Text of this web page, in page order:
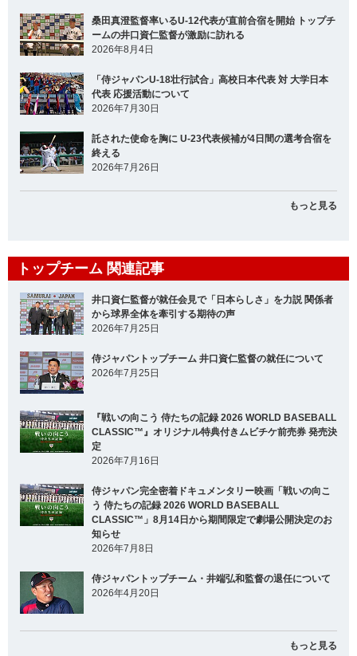
桑田真澄監督率いるU-12代表が直前合宿を開始 トップチ
ームの井口資仁監督が激励に訪れる
2026年8月4日
「侍ジャパンU-18壮行試合」高校日本代表 対 大学日本
代表 応援活動について
2026年7月30日
託された使命を胸に U-23代表候補が4日間の選考合宿を
終える
2026年7月26日
もっと見る
トップチーム 関連記事
井口資仁監督が就任会見で「日本らしさ」を力説 関係者
から球界全体を牽引する期待の声
2026年7月25日
侍ジャパントップチーム 井口資仁監督の就任について
2026年7月25日
『戦いの向こう 侍たちの記録 2026 WORLD BASEBALL
CLASSIC™』オリジナル特典付きムビチケ前売券 発売決
定
2026年7月16日
侍ジャパン完全密着ドキュメンタリー映画「戦いの向こ
う 侍たちの記録 2026 WORLD BASEBALL
CLASSIC™」8月14日から期間限定で劇場公開決定のお
知らせ
2026年7月8日
侍ジャパントップチーム・井端弘和監督の退任について
2026年4月20日
もっと見る